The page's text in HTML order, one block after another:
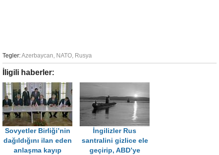
Tegler:Azerbaycan, NATO, Rusya
İligili haberler:
Sovyetler Birliği’nin
dağıldığını ilan eden
anlaşma kayıp
İngilizler Rus
santralini gizlice ele
geçirip, ABD’ye